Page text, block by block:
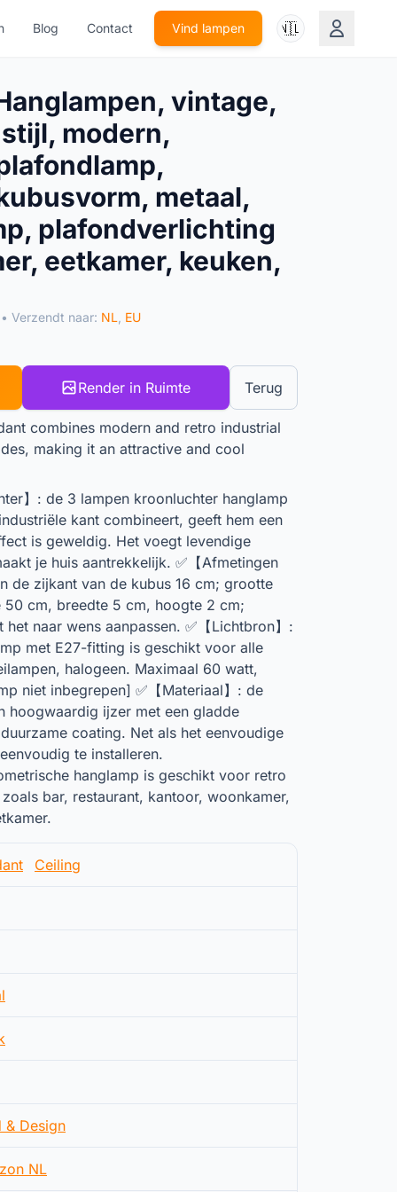
Blog Contact Vind lampen 🇳🇱
vintage,
modern,
metaal,
plafondverlichting
eetkamer, keuken,
• Verzendt naar: NL EU
Render in Ruimte Terug
combines modern and retro industrial
making it an attractive and cool
】: de 3 lampen kroonluchter hanglamp
kant combineert, geeft hem een
is geweldig. Het voegt levendige
je huis aantrekkelijk. ✅【Afmetingen
de zijkant van de kubus 16 cm; grootte
cm, breedte 5 cm, hoogte 2 cm;
naar wens aanpassen. ✅【Lichtbron】:
met E27-fitting is geschikt voor alle
halogeen. Maximaal 60 watt,
niet inbegrepen] ✅【Materiaal】: de
hoogwaardig ijzer met een gladde
coating. Net als het eenvoudige
te installeren.
hanglamp is geschikt voor retro
bar, restaurant, kantoor, woonkamer,
Ceiling
& Design
NL